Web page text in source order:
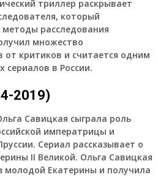
триллер раскрывает
который
расследования
множество
критиков и считается одним
сериалов в России.
2019)
Савицкая сыграла роль
императрицы и
Сериал рассказывает о
II Великой. Ольга Савицкая
молодой Екатерины и получила